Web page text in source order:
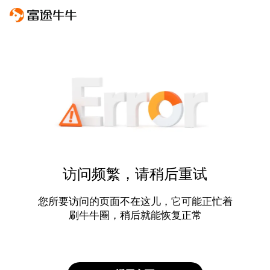
访问频繁，请稍后重试
您所要访问的页面不在这儿，它可能正忙着
刷牛牛圈，稍后就能恢复正常